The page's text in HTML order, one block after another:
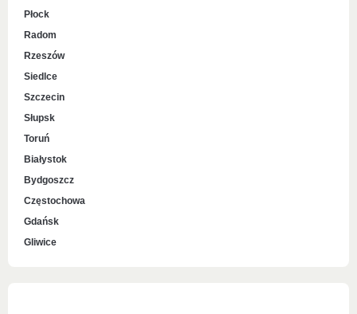
Płock
Radom
Rzeszów
Siedlce
Szczecin
Słupsk
Toruń
Białystok
Bydgoszcz
Częstochowa
Gdańsk
Gliwice